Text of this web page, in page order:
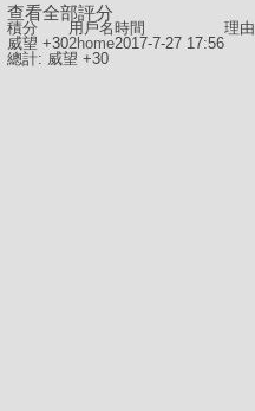
查看全部評分
積分 用戶名時間
理由
威望 +302home2017-7-27 17:56
總計: 威望 +30